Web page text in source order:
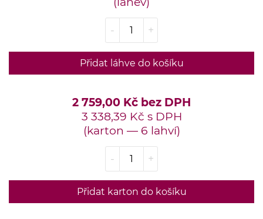
- +
Přidat láhve do košíku
2 759,00 Kč bez DPH
3 338,39 Kč s DPH
(karton — 6 lahví)
- +
Přidat karton do košíku